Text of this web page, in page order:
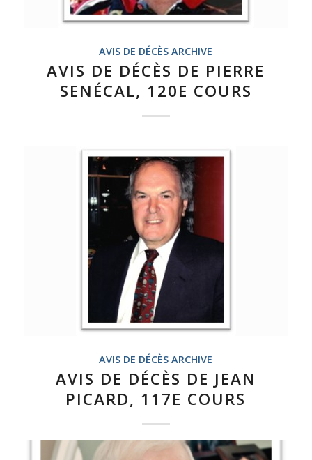
AVIS DE DÉCÈS ARCHIVE
AVIS DE DÉCÈS DE PIERRE
SENÉCAL, 120E COURS
AVIS DE DÉCÈS ARCHIVE
AVIS DE DÉCÈS DE JEAN
PICARD, 117E COURS